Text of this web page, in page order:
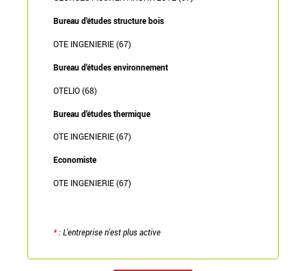
Bureau d'études structure bois
OTE INGENIERIE (67)
Bureau d'études environnement
OTELIO (68)
Bureau d'études thermique
OTE INGENIERIE (67)
Economiste
OTE INGENIERIE (67)
*: L'entreprise n'est plus active